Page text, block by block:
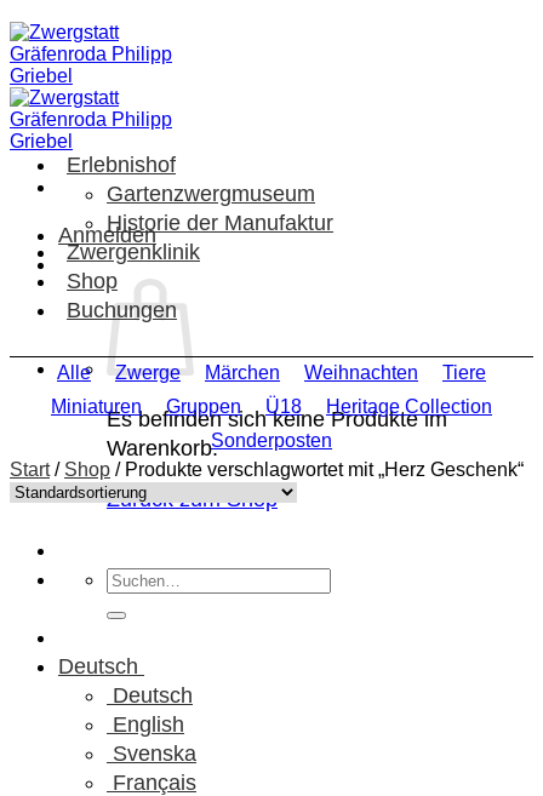
Zum
Inhalt
springen
Anmelden
Es befinden sich keine Produkte im
Warenkorb.
Zurück zum Shop
Suchen
nach:
Deutsch
Deutsch
English
Svenska
Français
Erlebnishof
Gartenzwergmuseum
Historie der Manufaktur
Zwergenklinik
Shop
Buchungen
Alle Zwerge Märchen Weihnachten
Tiere
Miniaturen
Gruppen Ü18
Heritage Collection
Sonderposten
Start / Shop /Produkte verschlagwortet mit „Herz Geschenk“